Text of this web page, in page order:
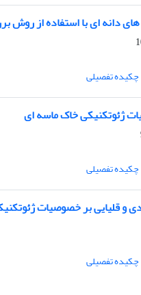
دانه ای با استفاده از روش
چکیده تفصیلی
ژئوتکنیکی خاک ماسه ای
چکیده تفصیلی
و قلیایی بر خصوصیات
چکیده تفصیلی